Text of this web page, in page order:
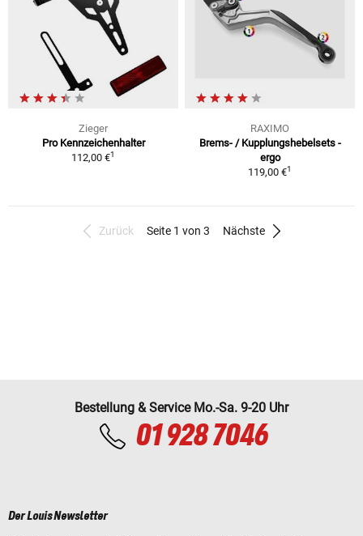
Zieger
Pro Kennzeichenhalter
112,00 €1
RAXIMO
Brems- / Kupplungshebelsets -
ergo
119,00 €1
Zurück Seite 1 von 3 Nächste
Bestellung & Service Mo.-Sa. 9-20 Uhr
01 928 7046
Der Louis Newsletter